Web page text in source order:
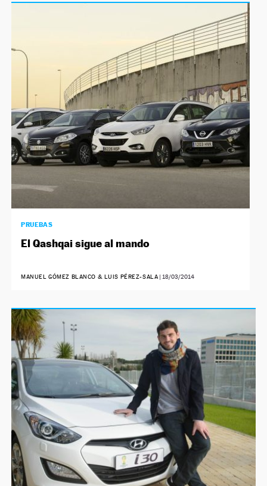
PRUEBAS
El Qashqai sigue al mando
MANUEL GÓMEZ BLANCO & LUIS PÉREZ-SALA |18/03/2014